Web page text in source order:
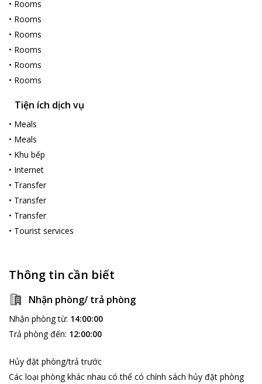
• Rooms
• Rooms
• Rooms
• Rooms
• Rooms
• Rooms
Tiện ích dịch vụ
• Meals
• Meals
• Khu bếp
• Internet
• Transfer
• Transfer
• Transfer
• Tourist services
Thông tin cần biết
Nhận phòng/ trả phòng
Nhận phòng từ: 14:00:00
Trả phòng đến: 12:00:00
Hủy đặt phòng/trả trước
Các loại phòng khác nhau có thể có chính sách hủy đặt phòng